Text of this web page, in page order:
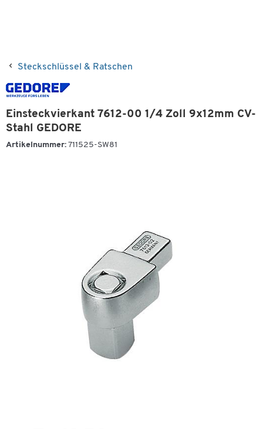
Steckschlüssel & Ratschen
Einsteckvierkant 7612-00 1/4 Zoll 9x12mm CV-
Stahl GEDORE
Artikelnummer: 711525-SW81